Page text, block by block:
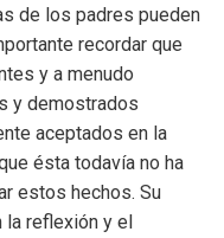
de los padres pueden
recordar que
y a menudo
y demostrados
aceptados en la
ésta todavía no ha
estos hechos. Su
la reflexión y el